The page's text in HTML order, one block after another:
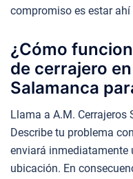
compromiso es estar
¿Cómo
de cerrajero
Salamanca
Llama a A.M. Cerrajeros
Describe tu problema
enviará inmediatamente
ubicación. En